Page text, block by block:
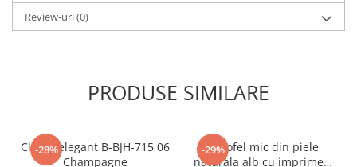
Review-uri(0)
PRODUSE SIMILARE
-28%
Clutch elegant B-BJH-715 06
Champagne
-29%
Portofel mic din piele
naturala alb cu imprimeu